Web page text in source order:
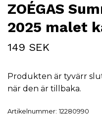
ZOÉGAS
2025 malet
149 SEK
Produkten är tyvärr
när den är tillbaka.
Artikelnummer: 12280990